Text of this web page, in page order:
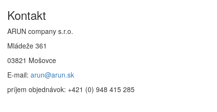
Kontakt
ARUN company s.r.o.
Mládeže 361
03821 Mošovce
E-mail: arun@arun.sk
príjem objednávok: +421 (0) 948 415 285